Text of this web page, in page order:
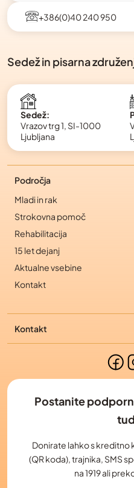
+386(0)40 240 950
Sedež in pisarna
Sedež:
Vrazov trg 1, SI-1000
Ljubljana
Področja
Mladi in rak
Strokovna pomoč
Rehabilitacija
15 let dejanj
Aktualne vsebine
Kontakt
Kontakt
Postanite
Donirate lahko s kreditno
(QR koda), trajnika, SMS
na 1919 ali